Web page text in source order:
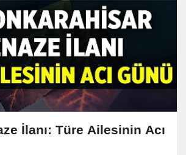
İlanı: Türe Ailesinin Acı